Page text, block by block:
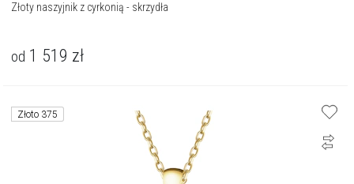
Złoty naszyjnik z cyrkonią - skrzydła
od 1 519 zł
Złoto 375